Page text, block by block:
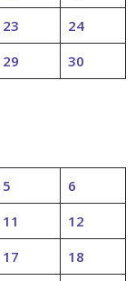
23
24
29 30
5
6
11
12
17
18